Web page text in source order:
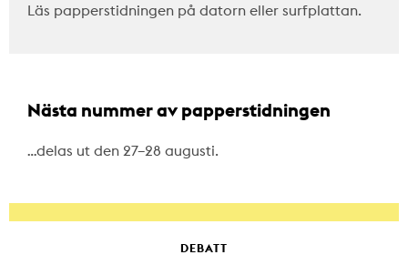
Läs papperstidningen på datorn eller surfplattan.
Nästa nummer av papperstidningen
…delas ut den 27–28 augusti.
DEBATT